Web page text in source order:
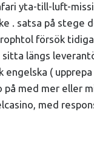
yta-till-luft-
. satsa på
försök
längs
(
med mer eller
med